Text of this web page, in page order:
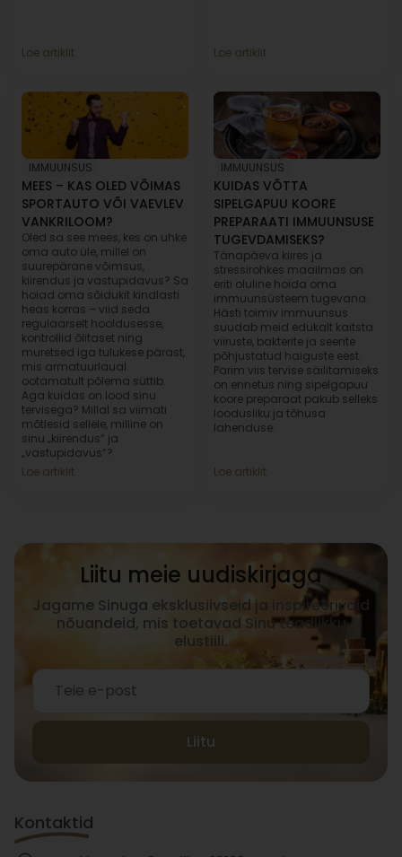
Loe artiklit Loe artiklit
IMMUUNSUS
MEES – KAS OLED VÕIMAS
SPORTAUTO VÕI VAEVLEV
VANKRILOOM?
Oled sa see mees, kes on uhke
oma auto üle, millel on
suurepärane võimsus,
kiirendus ja vastupidavus? Sa
hoiad oma sõidukit kindlasti
heas korras – viid seda
regulaarselt hooldusesse,
kontrollid õlitaset ning
muretsed iga tulukese pärast,
mis armatuurlaual
ootamatult põlema süttib.
Aga kuidas on lood sinu
tervisega? Millal sa viimati
mõtlesid sellele, milline on
sinu „kiirendus“ ja
„vastupidavus“?
Loe artiklit
IMMUUNSUS
KUIDAS VÕTTA
SIPELGAPUU KOORE
PREPARAATI IMMUUNSUSE
TUGEVDAMISEKS?
Tänapäeva kiires ja
stressirohkes maailmas on
eriti oluline hoida oma
immuunsüsteem tugevana.
Hästi toimiv immuunsus
suudab meid edukalt kaitsta
viiruste, bakterite ja seente
põhjustatud haiguste eest.
Parim viis tervise säilitamiseks
on ennetus ning sipelgapuu
koore preparaat pakub selleks
loodusliku ja tõhusa
lahenduse.
Loe artiklit
Liitu meie uudiskirjaga
Jagame Sinuga eksklusiivseid ja inspireerivaid
nõuandeid, mis toetavad Sinu teadlikku
elustiili.
Liitu
Kontaktid